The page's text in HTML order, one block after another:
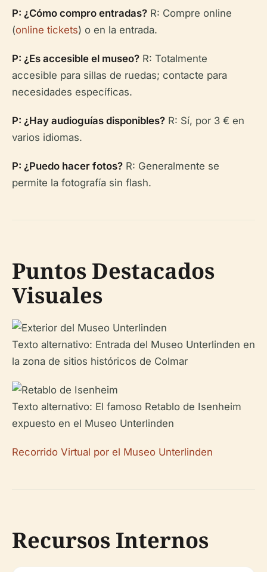
P: ¿Cómo compro entradas? R: Compre online
(online tickets) o en la entrada.
P: ¿Es accesible el museo? R: Totalmente
accesible para sillas de ruedas; contacte para
necesidades específicas.
P: ¿Hay audioguías disponibles? R: Sí, por 3 € en
varios idiomas.
P: ¿Puedo hacer fotos? R: Generalmente se
permite la fotografía sin flash.
Puntos Destacados
Visuales
Texto alternativo: Entrada del Museo Unterlinden en
la zona de sitios históricos de Colmar
Texto alternativo: El famoso Retablo de Isenheim
expuesto en el Museo Unterlinden
Recorrido Virtual por el Museo Unterlinden
Recursos Internos